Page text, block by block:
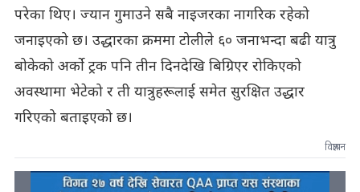
परेका थिए। ज्यान गुमाउने सबै नाइजरका नागरिक रहेको
जनाइएको छ। उद्धारका क्रममा टोलीले ६० जनाभन्दा बढी यात्रु
बोकेको अर्को ट्रक पनि तीन दिनदेखि बिग्रिएर रोकिएको
अवस्थामा भेटेको र ती यात्रुहरूलाई समेत सुरक्षित उद्धार
गरिएको बताइएको छ।
विज्ञापन